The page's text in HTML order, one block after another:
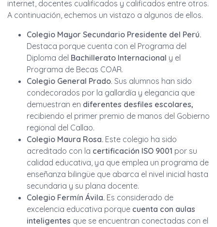
internet, docentes cualificados y calificados entre otros.
A continuación, echemos un vistazo a algunos de ellos.
Colegio Mayor Secundario Presidente del Perú.
Destaca porque cuenta con el Programa del
Diploma del Bachillerato Internacional y el
Programa de Becas COAR.
Colegio General Prado. Sus alumnos han sido
condecorados por la gallardía y elegancia que
demuestran en diferentes desfiles escolares,
recibiendo el primer premio de manos del Gobierno
regional del Callao.
Colegio Maura Rosa. Este colegio ha sido
acreditado con la certificación ISO 9001 por su
calidad educativa, ya que emplea un programa de
enseñanza bilingüe que abarca el nivel inicial hasta
secundaria y su plana docente.
Colegio Fermín Ávila. Es considerado de
excelencia educativa porque cuenta con aulas
inteligentes que se encuentran conectadas con el